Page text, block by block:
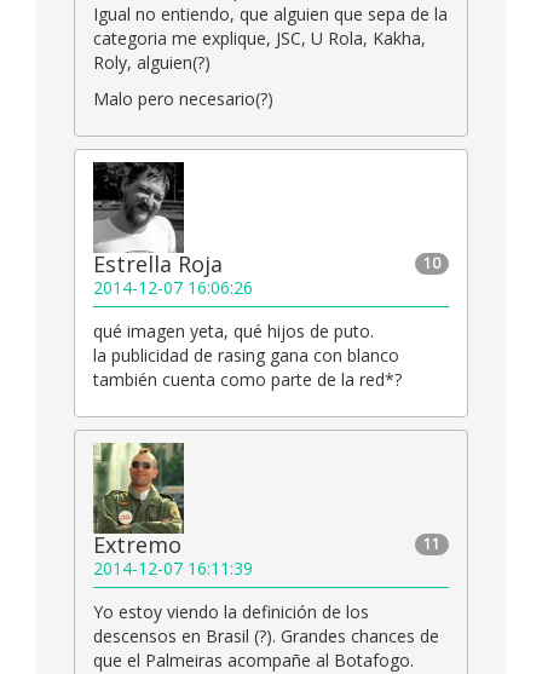
Igual no entiendo, que alguien que sepa de la
categoria me explique, JSC, U Rola, Kakha,
Roly, alguien(?)
Malo pero necesario(?)
10
Estrella Roja
2014-12-07 16:06:26
qué imagen yeta, qué hijos de puto.
la publicidad de rasing gana con blanco
también cuenta como parte de la red*?
11
Extremo
2014-12-07 16:11:39
Yo estoy viendo la definición de los
descensos en Brasil (?). Grandes chances de
que el Palmeiras acompañe al Botafogo.